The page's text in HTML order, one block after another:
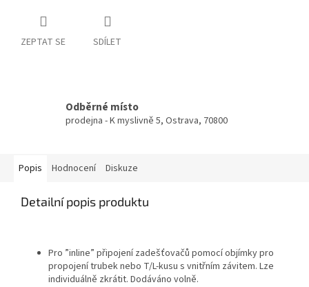
ZEPTAT SE SDÍLET
Odběrné místo
prodejna - K myslivně 5, Ostrava, 70800
Popis Hodnocení Diskuze
Detailní popis produktu
Pro ”inline” připojení zadešťovačů pomocí objímky pro
propojení trubek nebo T/L-kusu s vnitřním závitem. Lze
individuálně zkrátit. Dodáváno volně.